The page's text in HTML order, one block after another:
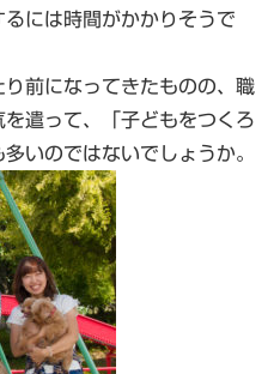
には時間がかかりそうで
前になってきたものの、職
遣って、「子どもをつくろ
いのではないでしょうか。